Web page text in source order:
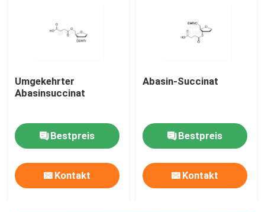
mRNA-Rohstoff
Nucleoside
Molekulare Diagnostik
Umgekehrter
Abasinsuccinat
Bestpreis
Kontakt
Abasin-Succinat
Bestpreis
Kontakt